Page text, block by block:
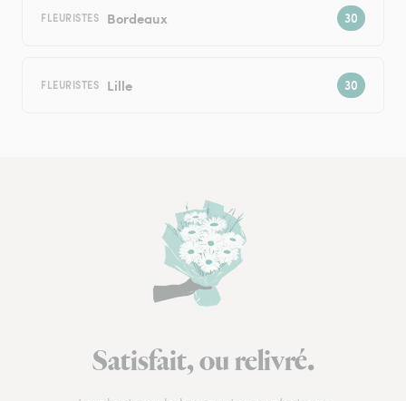
FLEURISTES Bordeaux
FLEURISTES Lille
Satisfait, ou relivré.